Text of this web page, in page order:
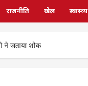
राजनीति खेल स्वास्थ्य
ने जताया शोक